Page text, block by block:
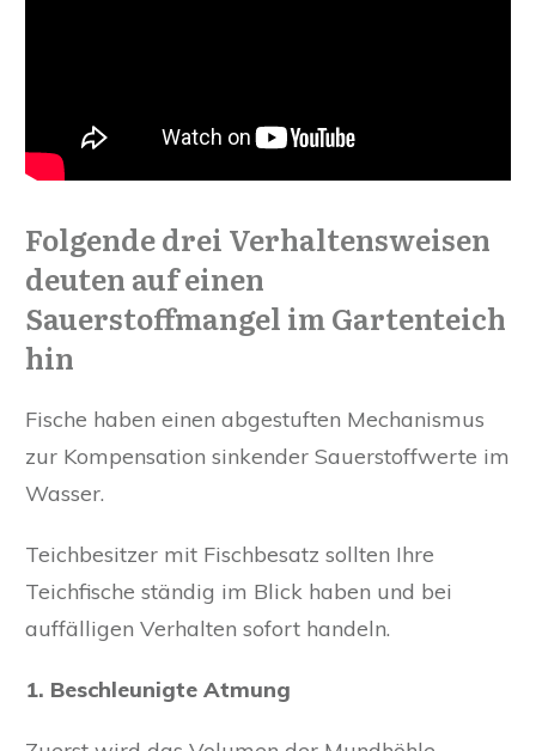
Folgende drei Verhaltensweisen
deuten auf einen
Sauerstoffmangel im Gartenteich
hin
Fische haben einen abgestuften Mechanismus
zur Kompensation sinkender Sauerstoffwerte im
Wasser.
Teichbesitzer mit Fischbesatz sollten Ihre
Teichfische ständig im Blick haben und bei
auffälligen Verhalten sofort handeln.
1. Beschleunigte Atmung